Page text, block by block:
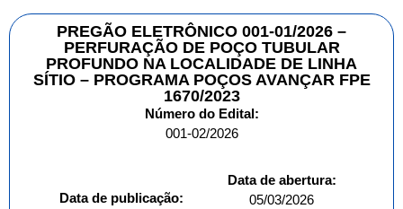
PREGÃO ELETRÔNICO 001-01/2026 –
PERFURAÇÃO DE POÇO TUBULAR
PROFUNDO NA LOCALIDADE DE LINHA
SÍTIO – PROGRAMA POÇOS AVANÇAR FPE
1670/2023
Número do Edital:
001-02/2026
Data de publicação:
Data de abertura:
05/03/2026